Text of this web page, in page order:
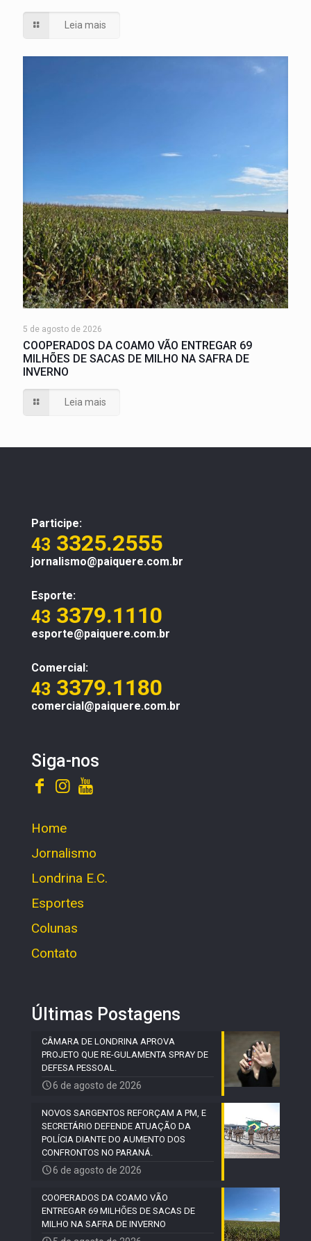
Leia mais
5 de agosto de 2026
COOPERADOS DA COAMO VÃO ENTREGAR 69
MILHÕES DE SACAS DE MILHO NA SAFRA DE
INVERNO
Leia mais
Participe:
43 3325.2555
jornalismo@paiquere.com.br
Esporte:
43 3379.1110
esporte@paiquere.com.br
Comercial:
43 3379.1180
comercial@paiquere.com.br
Siga-nos
Home
Jornalismo
Londrina E.C.
Esportes
Colunas
Contato
Últimas Postagens
CÂMARA DE LONDRINA APROVA
PROJETO QUE RE-GULAMENTA SPRAY DE
DEFESA PESSOAL.
6 de agosto de 2026
NOVOS SARGENTOS REFORÇAM A PM, E
SECRETÁRIO DEFENDE ATUAÇÃO DA
POLÍCIA DIANTE DO AUMENTO DOS
CONFRONTOS NO PARANÁ.
6 de agosto de 2026
COOPERADOS DA COAMO VÃO
ENTREGAR 69 MILHÕES DE SACAS DE
MILHO NA SAFRA DE INVERNO